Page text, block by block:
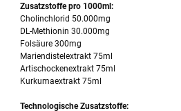
Zusatzstoffe pro 1000ml:
Cholinchlorid 50.000mg
DL-Methionin 30.000mg
Folsäure 300mg
Mariendistelextrakt 75ml
Artischockenextrakt 75ml
Kurkumaextrakt 75ml
Technologische Zusatzstoffe: